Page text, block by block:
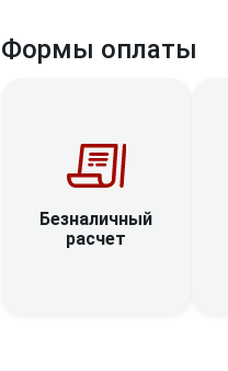
Формы оплаты
Безналичный
расчет